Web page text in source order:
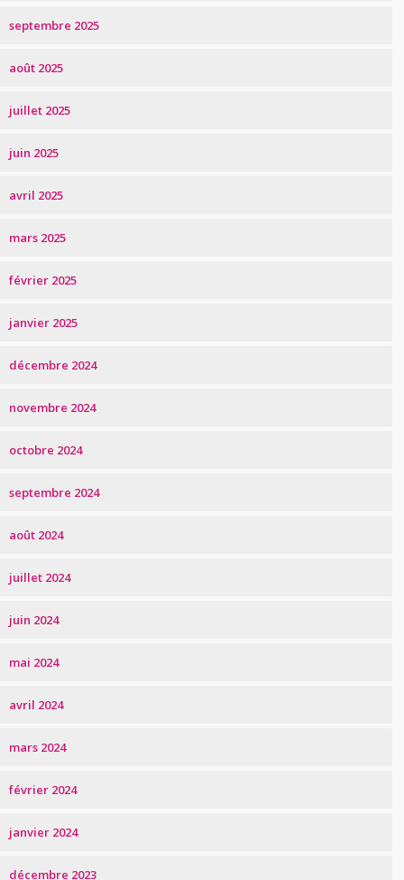
septembre 2025
août 2025
juillet 2025
juin 2025
avril 2025
mars 2025
février 2025
janvier 2025
décembre 2024
novembre 2024
octobre 2024
septembre 2024
août 2024
juillet 2024
juin 2024
mai 2024
avril 2024
mars 2024
février 2024
janvier 2024
décembre 2023